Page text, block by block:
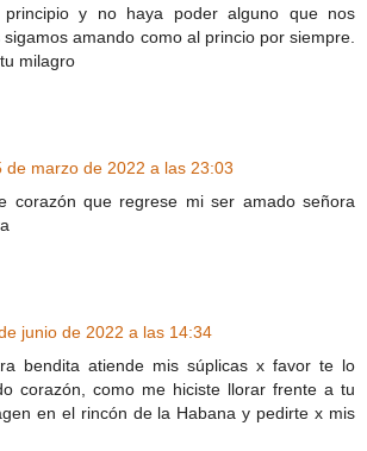
y no haya poder alguno que nos
amando como al princio por siempre.
milagro
de marzo de 2022 a las 23:03
corazón que regrese mi ser amado señora
junio de 2022 a las 14:34
bendita atiende mis súplicas x favor te lo
corazón, como me hiciste llorar frente a tu
en el rincón de la Habana y pedirte x mis